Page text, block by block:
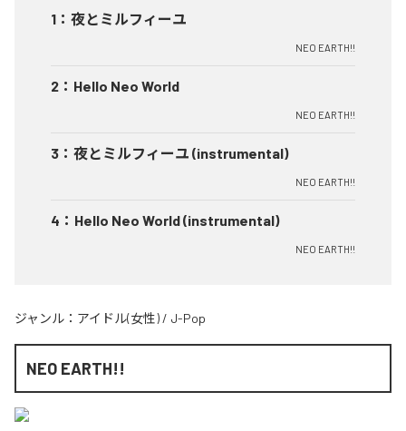
1 ： 夜とミルフィーユ
NEO EARTH!!
2 ： Hello Neo World
NEO EARTH!!
3 ： 夜とミルフィーユ (instrumental)
NEO EARTH!!
4 ： Hello Neo World (instrumental)
NEO EARTH!!
ジャンル： アイドル(女性) / J-Pop
NEO EARTH!!